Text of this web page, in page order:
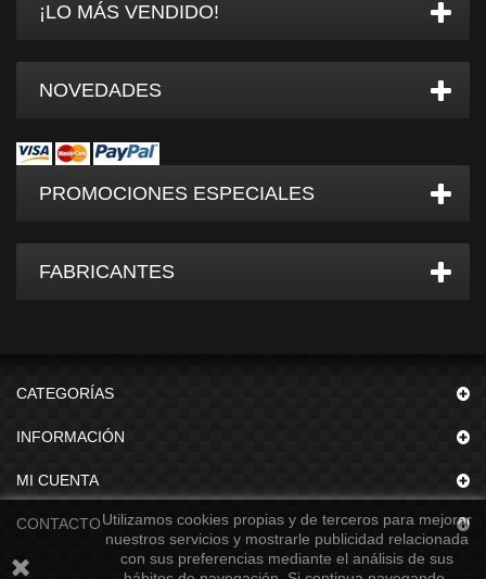
¡LO MÁS VENDIDO!
NOVEDADES
PROMOCIONES ESPECIALES
FABRICANTES
CATEGORÍAS
INFORMACIÓN
MI CUENTA
CONTACTOUtilizamos cookies propias y de terceros para mejorar
nuestros servicios y mostrarle publicidad relacionada
con sus preferencias mediante el análisis de sus